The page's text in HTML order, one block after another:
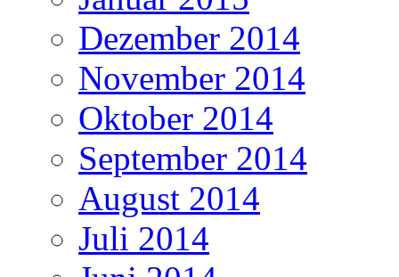
Dezember 2014
November 2014
Oktober 2014
September 2014
August 2014
Juli 2014